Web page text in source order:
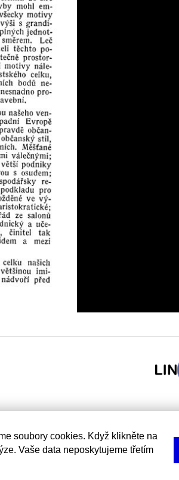
soubory cookies. Když klikněte na
Vaše data neposkytujeme třetím